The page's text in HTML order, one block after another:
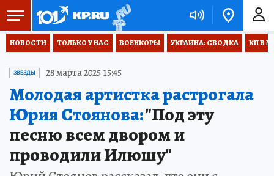
НОВОСТИ ТОЛЬКО У НАС ВОЕНКОРЫ УКРАИНА: СВОДКА КП В
ЗВЕЗДЫ 28 марта 2025 15:45
Молодая артистка растрогала
Юрия Стоянова:"Под эту
песню всем двором и
проводили Илюшу"